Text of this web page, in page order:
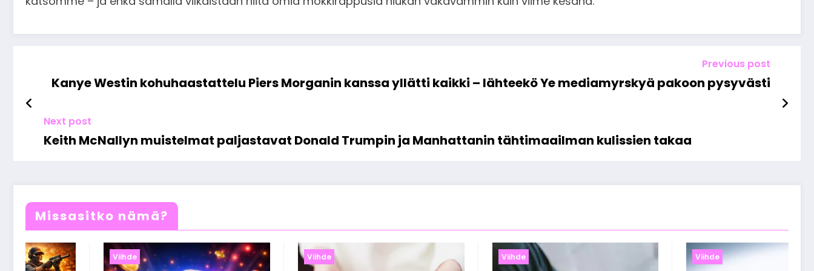
Previous post
Kanye Westin kohuhaastattelu Piers Morganin kanssa yllätti kaikki – lähteekö Ye mediamyrskyä pakoon pysyvästi
Next post
Keith McNallyn muistelmat paljastavat Donald Trumpin ja Manhattanin tähtimaailman kulissien takaa
Missasitko nämä?